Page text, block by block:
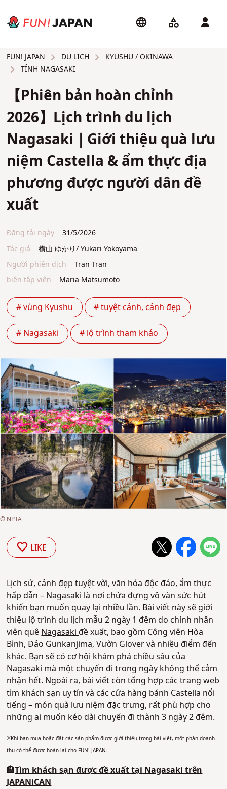
FUN! JAPAN DU LỊCH
KYUSHU / OKINAWA
TỈNH NAGASAKI
【Phiên bản hoàn chỉnh
2026】Lịch trình du lịch
Nagasaki｜Giới thiệu quà lưu
niệm Castella & ẩm thực địa
phương được người dân đề
xuất
Đăng tải ngày
31/5/2026
Tác giả
横山 ゆかり/ Yukari Yokoyama
Người phiên dịch
Tran Tran
biên tập viên
Maria Matsumoto
# vùng Kyushu # tuyệt cảnh, cảnh đẹp
# Nagasaki # lộ trình tham khảo
© NPTA
LIKE
Lịch sử, cảnh đẹp tuyệt vời, văn hóa độc đáo, ẩm thực
hấp dẫn – Nagasaki là nơi chứa đựng vô vàn sức hút
khiến bạn muốn quay lại nhiều lần. Bài viết này sẽ giới
thiệu lộ trình du lịch mẫu 2 ngày 1 đêm do chính nhân
viên quê Nagasakiđề xuất, bao gồm Công viên Hòa
Bình, Đảo Gunkanjima, Vườn Glover và nhiều điểm đến
khác. Bạn sẽ có cơ hội khám phá chiều sâu của
Nagasaki mà một chuyến đi trong ngày không thể cảm
nhận hết. Ngoài ra, bài viết còn tổng hợp các trang web
tìm khách sạn uy tín và các cửa hàng bánh Castella nổi
tiếng – món quà lưu niệm đặc trưng, rất phù hợp cho
những ai muốn kéo dài chuyến đi thành 3 ngày 2 đêm.
※Khi bạn mua hoặc đặt các sản phẩm được giới thiệu trong bài viết, một phần doanh
thu có thể được hoàn lại cho FUN! JAPAN.
🏨Tìm khách sạn được đề xuất tại Nagasaki trên
JAPANiCAN